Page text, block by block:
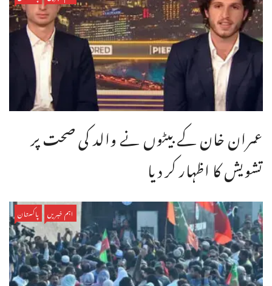
عمران خان کے بیٹوں نے والد کی صحت پر
تشویش کا اظہار کر دیا
اہم خبریں پاکستان